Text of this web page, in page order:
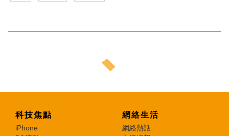
科技焦點
iPhone
網絡生活
網絡熱話